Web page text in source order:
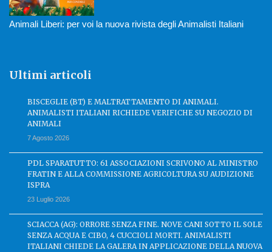
Animali Liberi: per voi la nuova rivista degli Animalisti Italiani
Ultimi articoli
BISCEGLIE (BT) E MALTRATTAMENTO DI ANIMALI.
ANIMALISTI ITALIANI RICHIEDE VERIFICHE SU NEGOZIO DI
ANIMALI
7 Agosto 2026
PDL SPARATUTTO: 61 ASSOCIAZIONI SCRIVONO AL MINISTRO
FRATIN E ALLA COMMISSIONE AGRICOLTURA SU AUDIZIONE
ISPRA
23 Luglio 2026
SCIACCA (AG): ORRORE SENZA FINE. NOVE CANI SOTTO IL SOLE
SENZA ACQUA E CIBO, 4 CUCCIOLI MORTI. ANIMALISTI
ITALIANI CHIEDE LA GALERA IN APPLICAZIONE DELLA NUOVA